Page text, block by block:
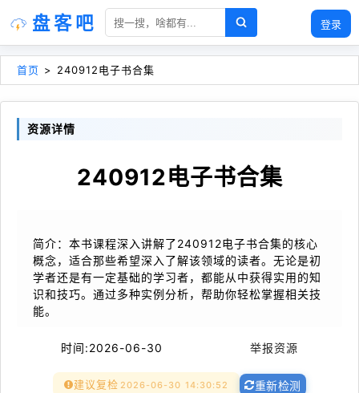
登录
盘客吧
首页 > 240912电子书合集
资源详情
240912电子书合集
简介：本书课程深入讲解了240912电子书合集的核心
概念，适合那些希望深入了解该领域的读者。无论是初
学者还是有一定基础的学习者，都能从中获得实用的知
识和技巧。通过多种实例分析，帮助你轻松掌握相关技
能。
时间:2026-06-30 举报资源
建议复检 2026-06-30 14:30:52 重新检测